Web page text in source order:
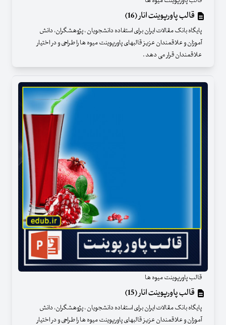
قالب پاورپوینت انار (16)
پایگاه بانک مقالات ایران برای استفاده دانشجویان ، پژوهشگران، دانش
آموزان و علاقمندان عزیز قالبهای پاورپوینت میوه ها را طراحی و در اختیار
علاقمندان قرار می دهد .
قالب پاورپوینت میوه ها
قالب پاورپوینت انار (15)
پایگاه بانک مقالات ایران برای استفاده دانشجویان ، پژوهشگران، دانش
آموزان و علاقمندان عزیز قالبهای پاورپوینت میوه ها را طراحی و در اختیار